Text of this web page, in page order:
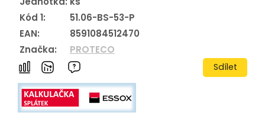
Kód 1:
51.06-BS-53-P
EAN:
8591084512470
Značka:
PROTECO
Sdílet